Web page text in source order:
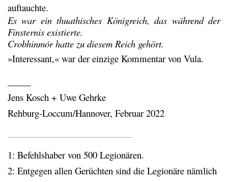
auftauchte.
Es war ein thuathisches Königreich, das während der
Finsternis existierte.
Crobhinmór hatte zu diesem Reich gehört.
»Interessant,« war der einzige Kommentar von Vula.
Jens Kosch + Uwe Gehrke
Rehburg-Loccum/Hannover, Februar 2022
1: Befehlshaber von 500 Legionären.
2: Entgegen allen Gerüchten sind die Legionäre nämlich